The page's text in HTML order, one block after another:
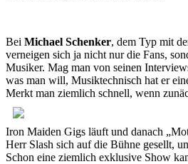
Bei Michael Schenker, dem Typ mit
verneigen sich ja nicht nur die Fans,
Musiker. Mag man von seinen
was man will, Musiktechnisch hat er
Merkt man ziemlich schnell, wenn
Iron Maiden Gigs läuft und danach
Herr Slash sich auf die Bühne gesellt,
Schon eine ziemlich exklusive Show